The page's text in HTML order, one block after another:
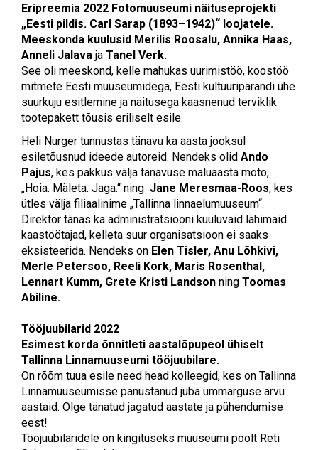
Eripreemia 2022 Fotomuuseumi näituseprojekti
„Eesti pildis. Carl Sarap (1893–1942)“ loojatele.
Meeskonda kuulusid Merilis Roosalu, Annika Haas,
Anneli Jalava ja Tanel Verk.
See oli meeskond, kelle mahukas uurimistöö, koostöö
mitmete Eesti muuseumidega, Eesti kultuuripärandi ühe
suurkuju esitlemine ja näitusega kaasnenud terviklik
tootepakett tõusis eriliselt esile.
Heli Nurger tunnustas tänavu ka aasta jooksul
esiletõusnud ideede autoreid. Nendeks olid Ando
Pajus, kes pakkus välja tänavuse mäluaasta moto,
„Hoia. Mäleta. Jaga.“ ning Jane Meresmaa-Roos, kes
ütles välja filiaalinime „Tallinna linnaelumuuseum“.
Direktor tänas ka administratsiooni kuuluvaid lähimaid
kaastöötajad, kelleta suur organisatsioon ei saaks
eksisteerida. Nendeks on Elen Tisler, Anu Lõhkivi,
Merle Petersoo, Reeli Kork, Maris Rosenthal,
Lennart Kumm, Grete Kristi Landson ning Toomas
Abiline.
Tööjuubilarid 2022
Esimest korda õnnitleti aastalõpupeol ühiselt
Tallinna Linnamuuseumi tööjuubilare.
On rõõm tuua esile need head kolleegid, kes on Tallinna
Linnamuuseumisse panustanud juba ümmarguse arvu
aastaid. Olge tänatud jagatud aastate ja pühendumise
eest!
Tööjuubilaridele on kingituseks muuseumi poolt Reti